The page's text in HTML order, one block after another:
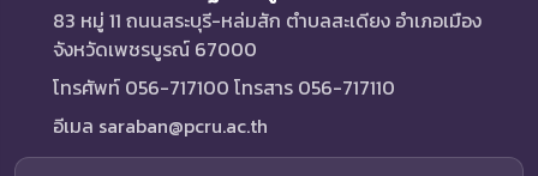
83 หมู่ 11 ถนนสระบุรี-หล่มสัก ตำบลสะเดียง อำเภอเมือง
จังหวัดเพชรบูรณ์ 67000
โทรศัพท์ 056-717100 โทรสาร 056-717110
อีเมล saraban@pcru.ac.th